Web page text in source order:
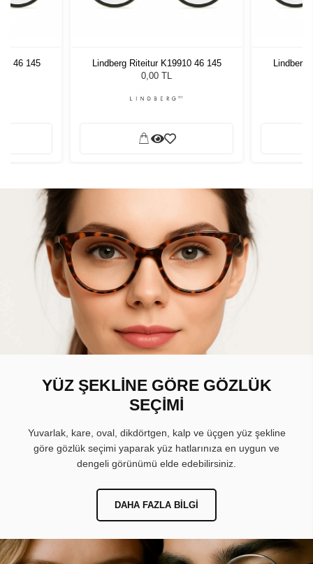
46 145
Lindberg Riteitur K19910 46 145
0,00 TL
Lindberg
YÜZ ŞEKLİNE GÖRE GÖZLÜK
SEÇİMİ
Yuvarlak, kare, oval, dikdörtgen, kalp ve üçgen yüz şekline
göre gözlük seçimi yaparak yüz hatlarınıza en uygun ve
dengeli görünümü elde edebilirsiniz.
DAHA FAZLA BILGI